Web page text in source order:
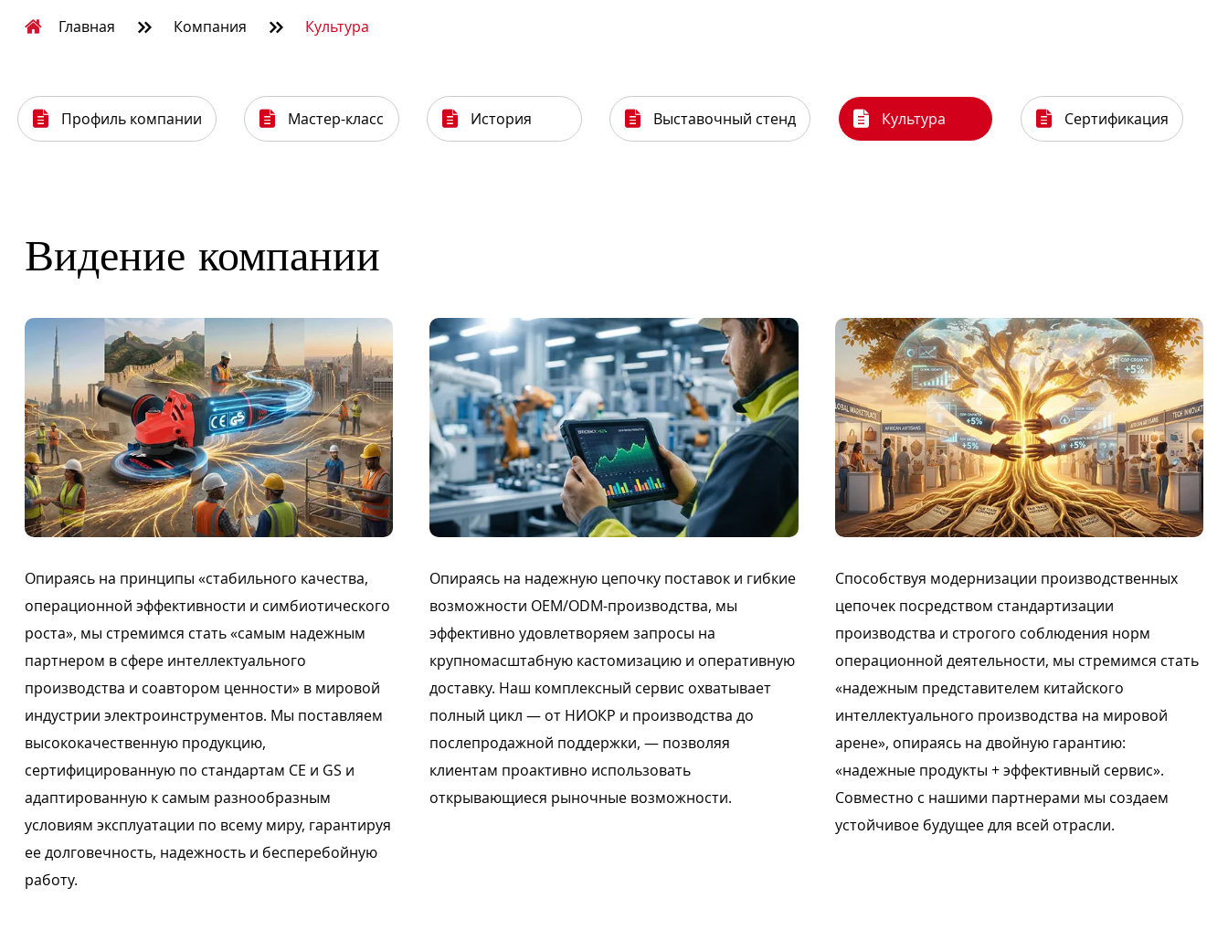
Главная  Компания  Культура
 Профиль компании  Мастер-класс  История  Выставочный стенд  Культура  Сертификация
Видение компании
Опираясь на принципы «стабильного качества,
операционной эффективности и симбиотического
роста», мы стремимся стать «самым надежным
партнером в сфере интеллектуального
производства и соавтором ценности» в мировой
индустрии электроинструментов. Мы поставляем
высококачественную продукцию,
сертифицированную по стандартам CE и GS и
адаптированную к самым разнообразным
условиям эксплуатации по всему миру, гарантируя
ее долговечность, надежность и бесперебойную
работу.
Опираясь на надежную цепочку поставок и гибкие
возможности OEM/ODM-производства, мы
эффективно удовлетворяем запросы на
крупномасштабную кастомизацию и оперативную
доставку. Наш комплексный сервис охватывает
полный цикл — от НИОКР и производства до
послепродажной поддержки, — позволяя
клиентам проактивно использовать
открывающиеся рыночные возможности.
Способствуя модернизации производственных
цепочек посредством стандартизации
производства и строгого соблюдения норм
операционной деятельности, мы стремимся стать
«надежным представителем китайского
интеллектуального производства на мировой
арене», опираясь на двойную гарантию:
«надежные продукты + эффективный сервис».
Совместно с нашими партнерами мы создаем
устойчивое будущее для всей отрасли.